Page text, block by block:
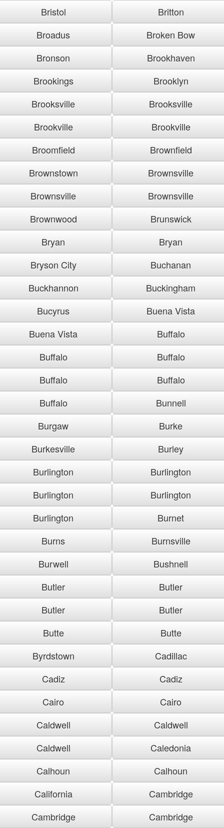
Bristol
Britton
Broadus
Broken Bow
Bronson
Brookhaven
Brookings
Brooklyn
Brooksville
Brooksville
Brookville
Brookville
Broomfield
Brownfield
Brownstown
Brownsville
Brownsville
Brownsville
Brownwood
Brunswick
Bryan
Bryan
Bryson City
Buchanan
Buckhannon
Buckingham
Bucyrus
Buena Vista
Buena Vista
Buffalo
Buffalo
Buffalo
Buffalo
Buffalo
Buffalo
Bunnell
Burgaw
Burke
Burkesville
Burley
Burlington
Burlington
Burlington
Burlington
Burlington
Burnet
Burns
Burnsville
Burwell
Bushnell
Butler
Butler
Butler
Butler
Butte
Butte
Byrdstown
Cadillac
Cadiz
Cadiz
Cairo
Cairo
Caldwell
Caldwell
Caldwell
Caledonia
Calhoun
Calhoun
California
Cambridge
Cambridge
Cambridge